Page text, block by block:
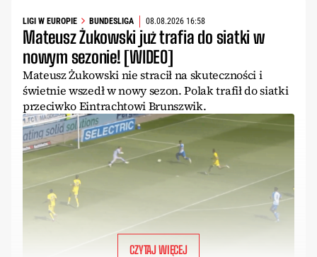
LIGI W EUROPIE BUNDESLIGA 08.08.2026 16:58
Mateusz Żukowski już trafia do siatki w
nowym sezonie! [WIDEO]
Mateusz Żukowski nie stracił na skuteczności i
świetnie wszedł w nowy sezon. Polak trafił do siatki
przeciwko Eintrachtowi Brunszwik.
CZYTAJ WIĘCEJ